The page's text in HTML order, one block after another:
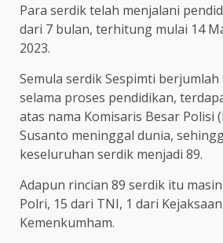
Para serdik telah menjalani
dari 7 bulan, terhitung mulai 14
2023.
Semula serdik Sespimti
selama proses pendidikan,
atas nama Komisaris Besar Polisi
Susanto meninggal dunia,
keseluruhan serdik menjadi 89.
Adapun rincian 89 serdik itu
Polri, 15 dari TNI, 1 dari
Kemenkumham.